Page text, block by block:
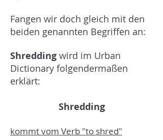
Fangen wir doch gleich mit den
beiden genannten Begriffen an:
Shredding wird im Urban
Dictionary folgendermaßen
erklärt:
Shredding
kommt vom Verb "to shred"